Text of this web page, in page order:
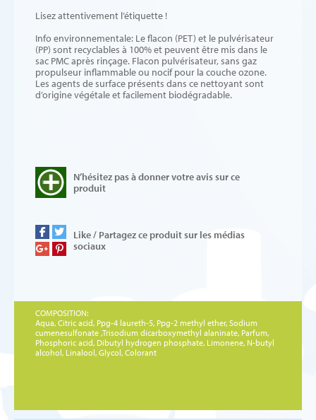
Lisez attentivement l’étiquette !
Info environnementale: Le flacon (PET) et le pulvérisateur
(PP) sont recyclables à 100% et peuvent être mis dans le
sac PMC après rinçage. Flacon pulvérisateur, sans gaz
propulseur inflammable ou nocif pour la couche ozone.
Les agents de surface présents dans ce nettoyant sont
d’origine végétale et facilement biodégradable.
N’hésitez pas à donner votre avis sur ce
produit
Like / Partagez ce produit sur les médias
sociaux
COMPOSITION:
Aqua, Citric acid, Ppg-4 laureth-5, Ppg-2 methyl ether, Sodium
cumenesulfonate ,Trisodium dicarboxymethyl alaninate, Parfum,
Phosphoric acid, Dibutyl hydrogen phosphate, Limonene, N-butyl
alcohol, Linalool, Glycol, Colorant